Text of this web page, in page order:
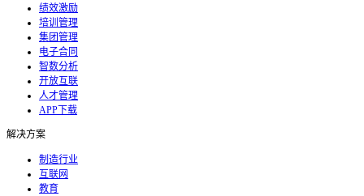
绩效激励
培训管理
集团管理
电子合同
智数分析
开放互联
人才管理
APP下载
解决方案
制造行业
互联网
教育